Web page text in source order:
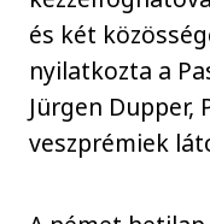
és két
nyilatkozta a
Jürgen Dupper,
veszprémiek